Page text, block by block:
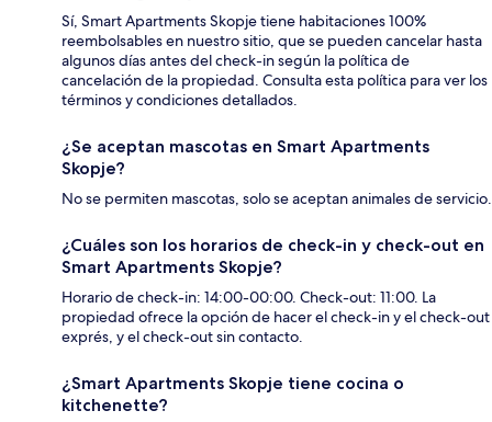
Sí, Smart Apartments Skopje tiene habitaciones 100%
reembolsables en nuestro sitio, que se pueden cancelar hasta
algunos días antes del check-in según la política de
cancelación de la propiedad. Consulta esta política para ver los
términos y condiciones detallados.
¿Se aceptan mascotas en Smart Apartments
Skopje?
No se permiten mascotas, solo se aceptan animales de servicio.
¿Cuáles son los horarios de check-in y check-out en
Smart Apartments Skopje?
Horario de check-in: 14:00-00:00. Check-out: 11:00. La
propiedad ofrece la opción de hacer el check-in y el check-out
exprés, y el check-out sin contacto.
¿Smart Apartments Skopje tiene cocina o
kitchenette?